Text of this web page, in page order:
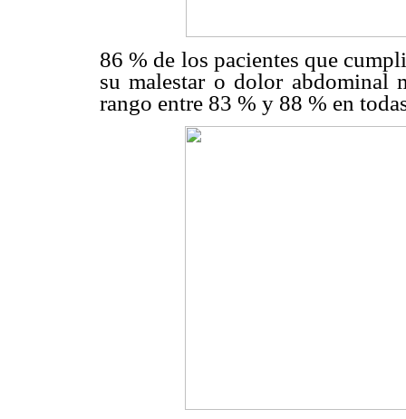
86 % de los pacientes que
su malestar o dolor abdominal
rango entre 83 % y 88 % en